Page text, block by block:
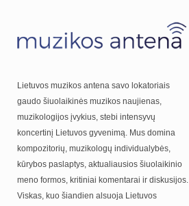
Lietuvos muzikos antena savo lokatoriais
gaudo šiuolaikinės muzikos naujienas,
muzikologijos įvykius, stebi intensyvų
koncertinį Lietuvos gyvenimą. Mus domina
kompozitorių, muzikologų individualybės,
kūrybos paslaptys, aktualiausios šiuolaikinio
meno formos, kritiniai komentarai ir diskusijos.
Viskas, kuo šiandien alsuoja Lietuvos